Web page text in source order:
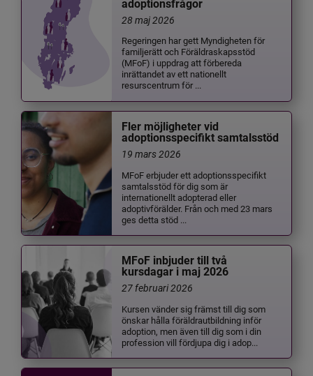
adoptionsfrågor
28 maj 2026
Regeringen har gett Myndigheten för
familjerätt och Föräldraskapsstöd
(MFoF) i uppdrag att förbereda
inrättandet av ett nationellt
resurscentrum för ...
Fler möjligheter vid
adoptionsspecifikt samtalsstöd
19 mars 2026
MFoF erbjuder ett adoptionsspecifikt
samtalsstöd för dig som är
internationellt adopterad eller
adoptivförälder. Från och med 23 mars
ges detta stöd ...
MFoF inbjuder till två
kursdagar i maj 2026
27 februari 2026
Kursen vänder sig främst till dig som
önskar hålla föräldrautbildning inför
adoption, men även till dig som i din
profession vill fördjupa dig i adop...